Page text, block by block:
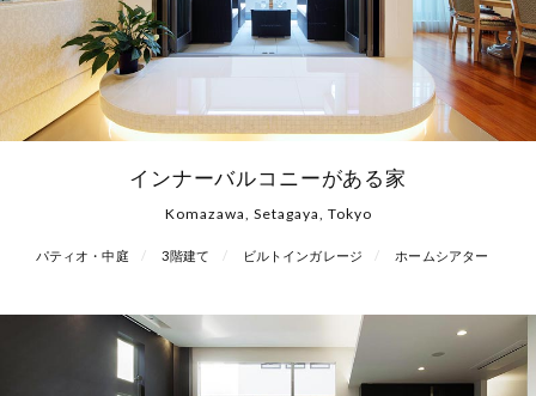
インナーバルコニーがある家
Komazawa, Setagaya, Tokyo
パティオ・中庭 3階建て ビルトインガレージ ホームシアター